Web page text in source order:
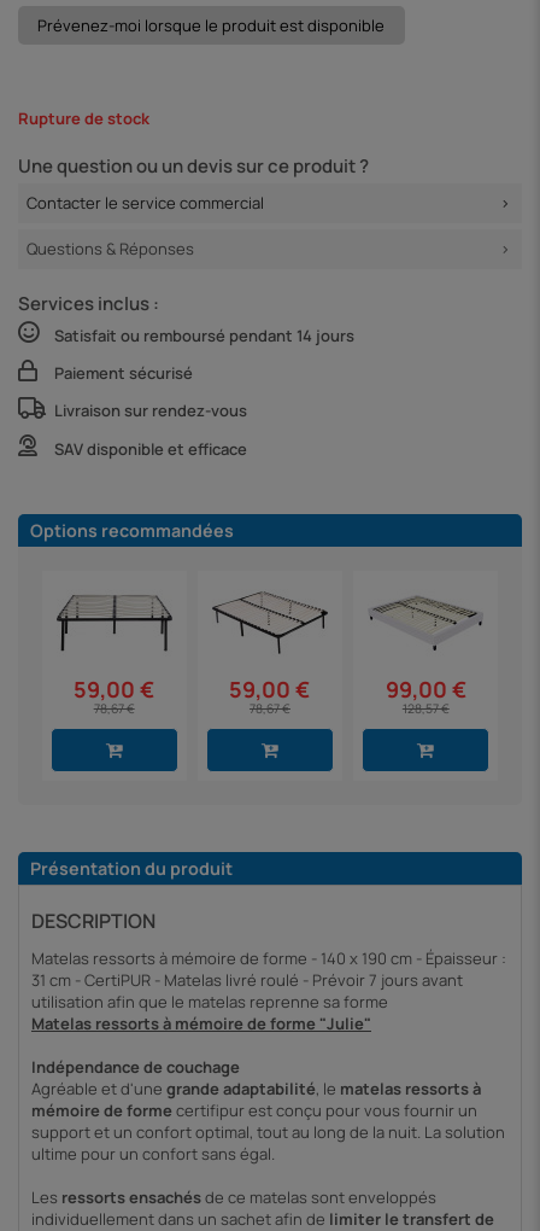
Rupture de stock
Une question ou un devis sur ce produit ?
Contacter le service commercial
Questions & Réponses
Services inclus :
Satisfait ou remboursé pendant 14 jours
Paiement sécurisé
Livraison sur rendez-vous
SAV disponible et efficace
Options recommandées
59,00 €
78,67 €
59,00 €
78,67 €
99,00 €
128,57 €
Présentation du produit
DESCRIPTION
Matelas ressorts à mémoire de forme - 140 x 190 cm - Épaisseur :
31 cm - CertiPUR - Matelas livré roulé - Prévoir 7 jours avant
utilisation afin que le matelas reprenne sa forme
Matelas ressorts à mémoire de forme "Julie"
Indépendance de couchage
Agréable et d'une grande adaptabilité, le matelas ressorts à
mémoire de forme certifipur est conçu pour vous fournir un
support et un confort optimal, tout au long de la nuit. La solution
ultime pour un confort sans égal.
Les ressorts ensachésde ce matelas sont enveloppés
individuellement dans un sachet afin de limiter le transfert de